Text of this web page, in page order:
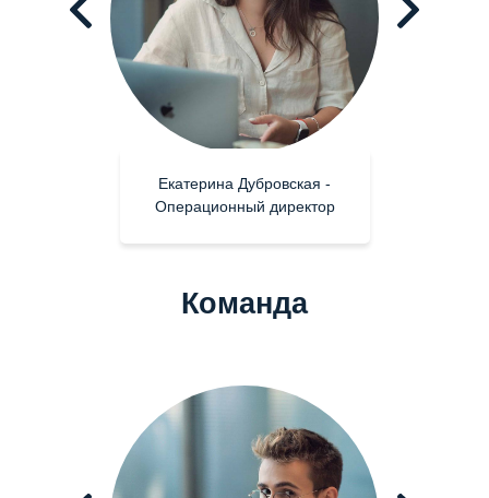
Екатерина Дубровская -
Операционный директор
Команда